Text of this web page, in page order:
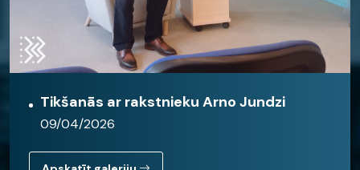
Tikšanās ar rakstnieku Arno Jundzi
09/04/2026